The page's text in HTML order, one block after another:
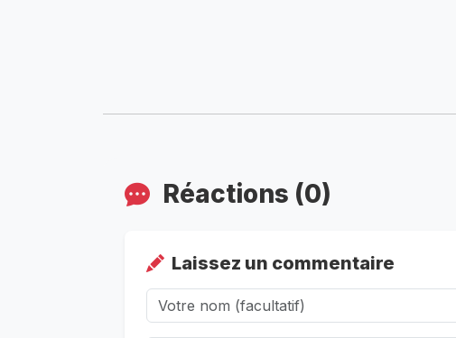
Réactions (0)
Laissez un commentaire